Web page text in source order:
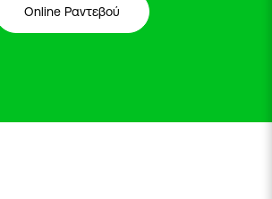
Online Ραντεβού